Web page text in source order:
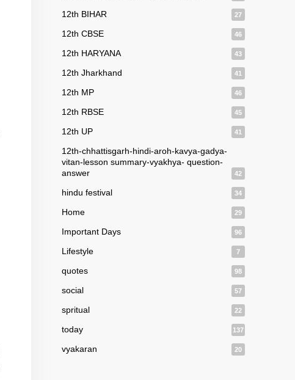
12th BIHAR 27
12th CBSE 46
12th HARYANA 43
12th Jharkhand 41
12th MP 46
12th RBSE 45
12th UP 41
12th-chhattisgarh-hindi-aroh-kavya-gadya-
vitan-lesson summary-vyakhya- question-
answer
42
hindu festival 34
Home 29
Important Days 96
Lifestyle 7
quotes 98
social 57
spritual 22
today 137
vyakaran 20